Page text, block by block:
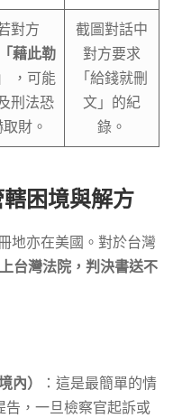
對方
「藉此勒
，可能
刑法恐
取財。
截圖對話中
對方要求
「給錢就刪
文」的紀
錄。
困境與解方
地亦在美國。對於台灣
台灣法院，判決書送不
內）
：這是最簡單的情
告，一旦檢察官起訴或